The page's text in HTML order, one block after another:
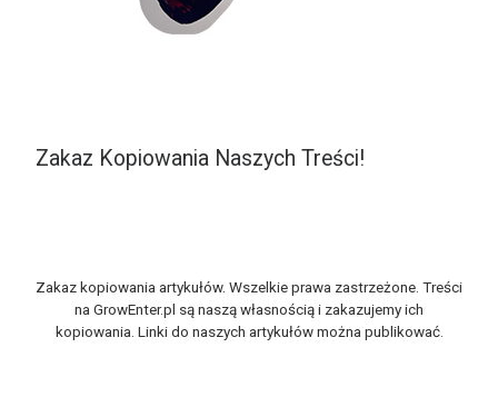
Zakaz Kopiowania Naszych Treści!
Zakaz kopiowania artykułów. Wszelkie prawa zastrzeżone. Treści
na GrowEnter.pl są naszą własnością i zakazujemy ich
kopiowania. Linki do naszych artykułów można publikować.